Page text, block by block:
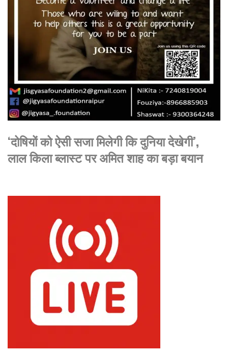
‘दोषियों को ऐसी सजा मिलेगी कि दुनिया देखेगी’,
लाल किला ब्लास्ट पर अमित शाह का बड़ा बयान